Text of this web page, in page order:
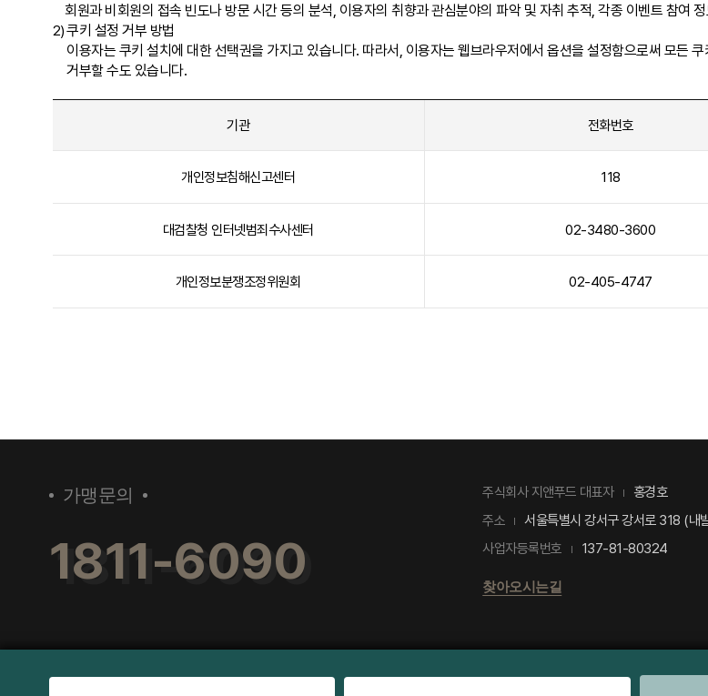
회원과 비회원의 접속 빈도나 방문 시간 등의 분석, 이용자의 취향과 관심분야의 파악 및 자취 추적, 각종 이벤트 참여
2)쿠키 설정 거부 방법
이용자는 쿠키 설치에 대한 선택권을 가지고 있습니다. 따라서, 이용자는 웹브라우저에서 옵션을 설정함으로써 모든
거부할 수도 있습니다.
기관 전화번호
개인정보침해신고센터 118
대검찰청 인터넷범죄수사센터 02-3480-3600
개인정보분쟁조정위원회 02-405-4747
가맹문의
1811-6090
주식회사 지앤푸드 대표자 홍경호
주소 서울특별시 강서구 강서로 318 (내
사업자등록번호 137-81-80324
찾아오시는길